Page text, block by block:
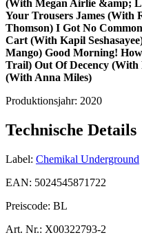
(With Megan Airlie &amp;
Your Trousers James (With
Thomson) I Got No Common
Cart (With Kapil
Mango) Good Morning!
Trail) Out Of Decency
(With Anna Miles)
Produktionsjahr: 2020
Technische Details
Label: Chemikal Underground
EAN: 5024545871722
Preiscode: BL
Art. Nr.: X00322793-2